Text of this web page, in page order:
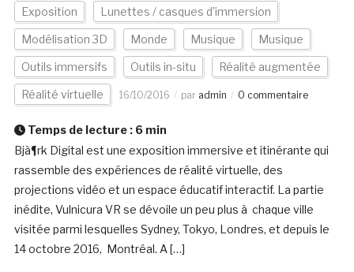
Exposition Lunettes / casques d'immersion
Modélisation 3D Monde Musique Musique
Outils immersifs Outils in-situ Réalité augmentée
Réalité virtuelle 16/10/2016 par admin 0 commentaire
Temps de lecture : 6 min
Bjà¶rk Digital est une exposition immersive et itinérante qui
rassemble des expériences de réalité virtuelle, des
projections vidéo et un espace éducatif interactif. La partie
inédite, Vulnicura VR se dévoile un peu plus à chaque ville
visitée parmi lesquelles Sydney, Tokyo, Londres, et depuis le
14 octobre 2016, Montréal. A […]